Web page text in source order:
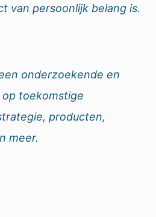
van persoonlijk belang is.
onderzoekende en
toekomstige
producten,
meer.